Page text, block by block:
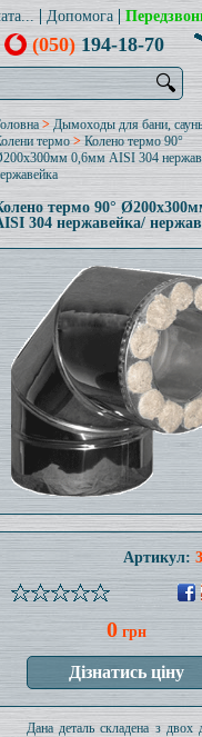
Допомога
(050)194-18-70
🔍
> Дымоходы для бани,
термо>Колено термо 90°
0,6мм AISI 304
термо 90°
304 нержавейка/
Артикул:
0 грн
Дана деталь складена з двох